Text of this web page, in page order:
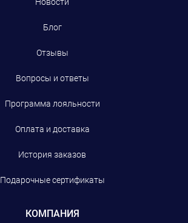
Новости
Блог
Отзывы
Вопросы и ответы
Программа лояльности
Оплата и доставка
История заказов
Подарочные сертификаты
КОМПАНИЯ